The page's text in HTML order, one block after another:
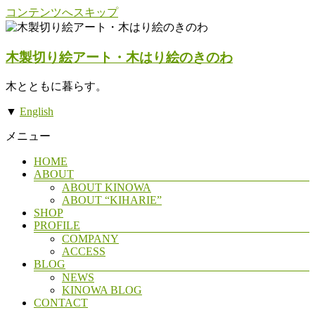
コンテンツへスキップ
木製切り絵アート・木はり絵のきのわ
木とともに暮らす。
▼ English
メニュー
HOME
ABOUT
ABOUT KINOWA
ABOUT “KIHARIE”
SHOP
PROFILE
COMPANY
ACCESS
BLOG
NEWS
KINOWA BLOG
CONTACT